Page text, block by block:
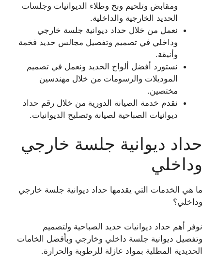
ومقابض وتلحيم وبخ وطلاء الديوانيات وجلسات
الحديد الخارجية والداخلية.
نعمل من خلال حداد ديوانية جلسة خارجي
وداخلي في تصميم وتفصيل مجالس حديد فخمة
وأنيقة.
نستورد أفضل ألواح الحديد ونعمل في تصميم
الموديلات والرسومات من خلال مهندسين
مختصين.
نقدم خدمة الصيانة الدورية من خلال رقم حداد
ديوانيات الصباحية لصيانة وتصليح الديوانيات.
حداد ديوانية جلسة خارجي
وداخلي
ما هي الخدمات التي يقدمها حداد ديوانية جلسة خارجي
وداخلي؟
نوفر أهم حداد ديوانيات حديد الصباحية ولتصميم
وتفصيل ديوانية جلسة داخلي وخارجي وبأفضل الخامات
الحديدية المطلية بمواد عازلة للرطوبة والحرارة.